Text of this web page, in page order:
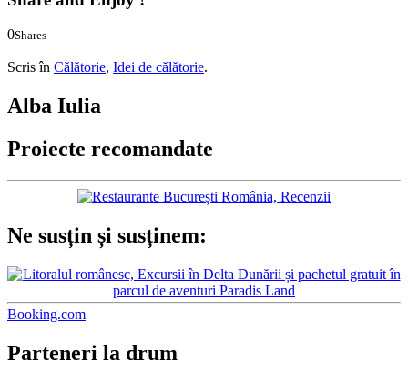
0Shares
Scris în Călătorie, Idei de călătorie.
Alba Iulia
Proiecte recomandate
Ne susțin și susținem:
Booking.com
Parteneri la drum